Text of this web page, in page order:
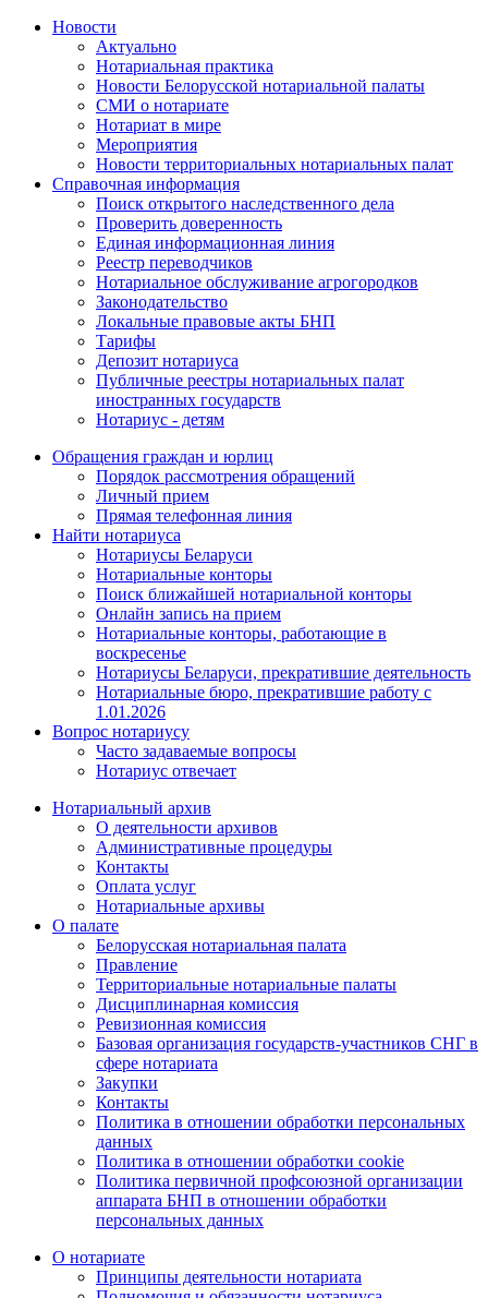
Новости
Актуально
Нотариальная практика
Новости Белорусской нотариальной палаты
СМИ о нотариате
Нотариат в мире
Мероприятия
Новости территориальных нотариальных палат
Справочная информация
Поиск открытого наследственного дела
Проверить доверенность
Единая информационная линия
Реестр переводчиков
Нотариальное обслуживание агрогородков
Законодательство
Локальные правовые акты БНП
Тарифы
Депозит нотариуса
Публичные реестры нотариальных палат
иностранных государств
Нотариус - детям
Обращения граждан и юрлиц
Порядок рассмотрения обращений
Личный прием
Прямая телефонная линия
Найти нотариуса
Нотариусы Беларуси
Нотариальные конторы
Поиск ближайшей нотариальной конторы
Онлайн запись на прием
Нотариальные конторы, работающие в
воскресенье
Нотариусы Беларуси, прекратившие деятельность
Нотариальные бюро, прекратившие работу с
1.01.2026
Вопрос нотариусу
Часто задаваемые вопросы
Нотариус отвечает
Нотариальный архив
О деятельности архивов
Административные процедуры
Контакты
Оплата услуг
Нотариальные архивы
О палате
Белорусская нотариальная палата
Правление
Территориальные нотариальные палаты
Дисциплинарная комиссия
Ревизионная комиссия
Базовая организация государств-участников СНГ в
сфере нотариата
Закупки
Контакты
Политика в отношении обработки персональных
данных
Политика в отношении обработки cookie
Политика первичной профсоюзной организации
аппарата БНП в отношении обработки
персональных данных
О нотариате
Принципы деятельности нотариата